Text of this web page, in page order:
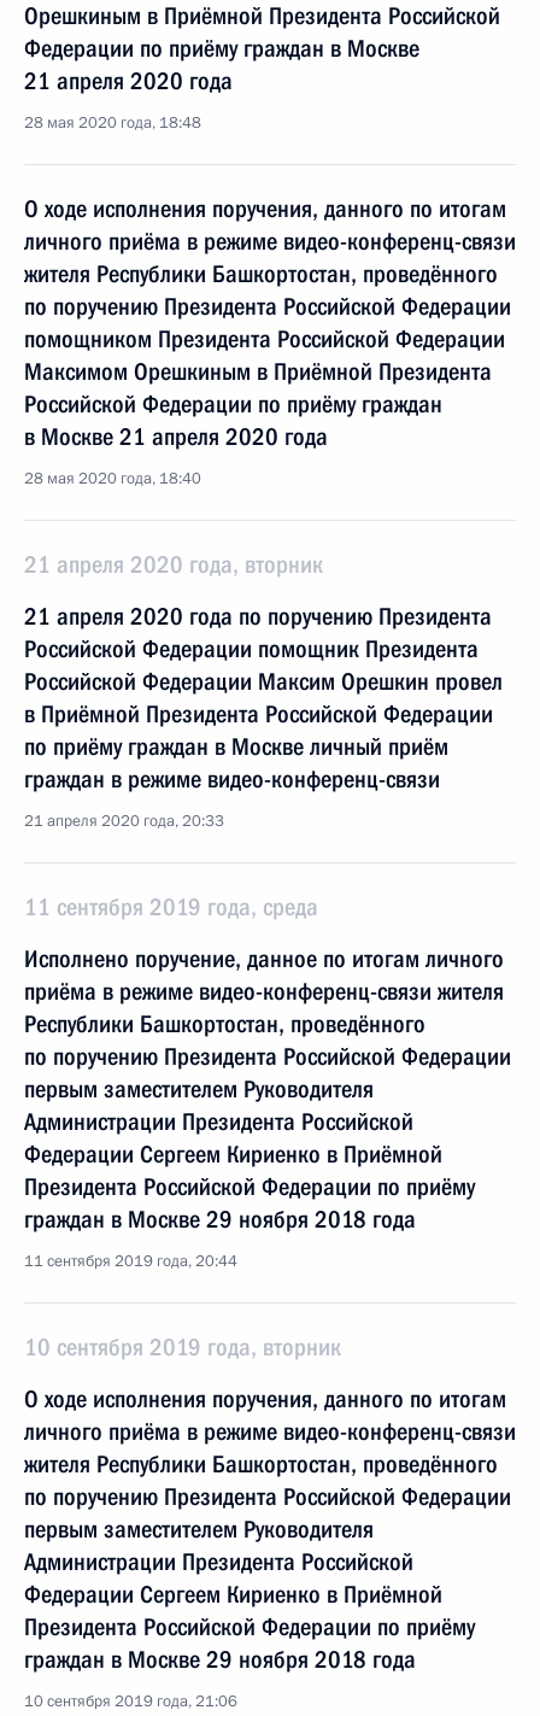
Орешкиным в Приёмной Президента Российской
Федерации по приёму граждан в Москве
21 апреля 2020 года
28 мая 2020 года, 18:48
О ходе исполнения поручения, данного по итогам
личного приёма в режиме видео-конференц-связи
жителя Республики Башкортостан, проведённого
по поручению Президента Российской Федерации
помощником Президента Российской Федерации
Максимом Орешкиным в Приёмной Президента
Российской Федерации по приёму граждан
в Москве 21 апреля 2020 года
28 мая 2020 года, 18:40
21 апреля 2020 года, вторник
21 апреля 2020 года по поручению Президента
Российской Федерации помощник Президента
Российской Федерации Максим Орешкин провел
в Приёмной Президента Российской Федерации
по приёму граждан в Москве личный приём
граждан в режиме видео-конференц-связи
21 апреля 2020 года, 20:33
11 сентября 2019 года, среда
Исполнено поручение, данное по итогам личного
приёма в режиме видео-конференц-связи жителя
Республики Башкортостан, проведённого
по поручению Президента Российской Федерации
первым заместителем Руководителя
Администрации Президента Российской
Федерации Сергеем Кириенко в Приёмной
Президента Российской Федерации по приёму
граждан в Москве 29 ноября 2018 года
11 сентября 2019 года, 20:44
10 сентября 2019 года, вторник
О ходе исполнения поручения, данного по итогам
личного приёма в режиме видео-конференц-связи
жителя Республики Башкортостан, проведённого
по поручению Президента Российской Федерации
первым заместителем Руководителя
Администрации Президента Российской
Федерации Сергеем Кириенко в Приёмной
Президента Российской Федерации по приёму
граждан в Москве 29 ноября 2018 года
10 сентября 2019 года, 21:06